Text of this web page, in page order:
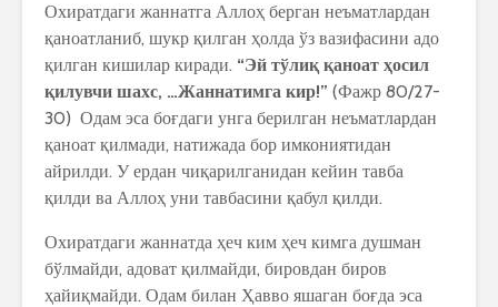
Охиратдаги жаннатга Аллоҳ берган неъматлардан
қаноатланиб, шукр қилган ҳолда ўз вазифасини адо
қилган кишилар киради. “Эй тўлиқ қаноат ҳосил
қилувчи шахс, …Жаннатимга кир!” (Фажр 80/27-
30) Одам эса боғдаги унга берилган неъматлардан
қаноат қилмади, натижада бор имкониятидан
айрилди. У ердан чиқарилганидан кейин тавба
қилди ва Аллоҳ уни тавбасини қабул қилди.
Охиратдаги жаннатда ҳеч ким ҳеч кимга душман
бўлмайди, адоват қилмайди, бировдан биров
ҳайиқмайди. Одам билан Ҳавво яшаган боғда эса